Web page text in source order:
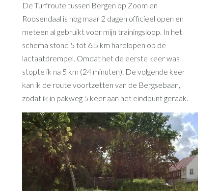
De Turfroute tussen Bergen op Zoom en
Roosendaal is nog maar 2 dagen officieel open en
meteen al gebruikt voor mijn trainingsloop. In het
schema stond 5 tot 6,5 km hardlopen op de
lactaatdrempel. Omdat het de eerste keer was
stopte ik na 5 km (24 minuten). De volgende keer
kan ik de route voortzetten van de Bergsebaan,
zodat ik in pakweg 5 keer aan het eindpunt geraak.